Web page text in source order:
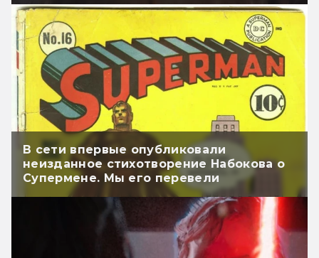
В сети впервые опубликовали
неизданное стихотворение Набокова о
Супермене. Мы его перевели